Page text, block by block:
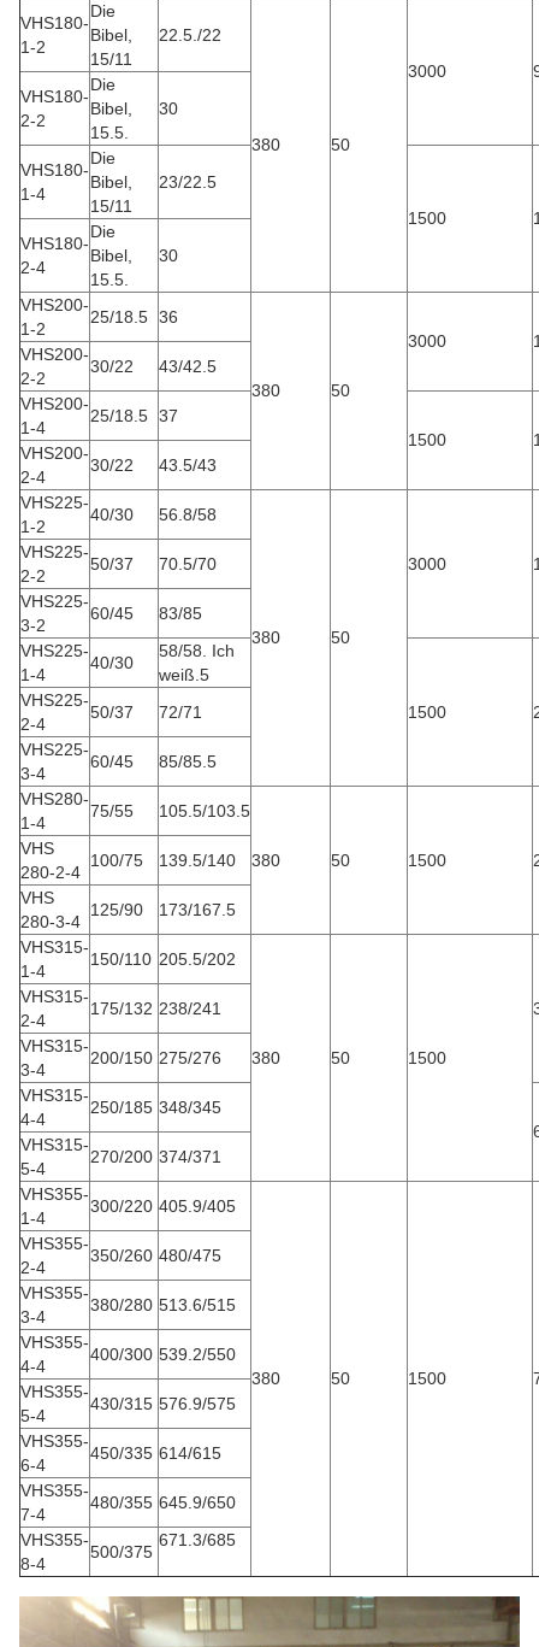
VHS180-
1-2
Die
Bibel,
15/11
22.5./22
380 50
3000
VHS180-
2-2
Die
Bibel,
15.5.
30
VHS180-
1-4
Die
Bibel,
15/11
23/22.5
1500
VHS180-
2-4
Die
Bibel,
15.5.
30
VHS200-
1-2
25/18.5 36
380 50
3000
VHS200-
2-2
30/22
43/42.5
VHS200-
1-4
25/18.5 37
1500
VHS200-
2-4
30/22
43.5/43
VHS225-
1-2
40/30 56.8/58
380 50
3000
VHS225-
2-2
50/37
70.5/70
VHS225-
3-2
60/45
83/85
VHS225-
1-4
40/30
58/58. Ich
weiß.5
1500
VHS225-
2-4
50/37
72/71
VHS225-
3-4
60/45
85/85.5
VHS280-
1-4
75/55 105.5/103.5
380 50 1500
VHS
280-2-4
100/75
139.5/140
VHS
280-3-4
125/90
173/167.5
VHS315-
1-4
150/110 205.5/202
380 50 1500
VHS315-
2-4
175/132 238/241
VHS315-
3-4
200/150 275/276
VHS315-
4-4
250/185 348/345
VHS315-
5-4
270/200 374/371
VHS355-
1-4
300/220 405.9/405
380 50 1500
VHS355-
2-4
350/260 480/475
VHS355-
3-4
380/280 513.6/515
VHS355-
4-4
400/300 539.2/550
VHS355-
5-4
430/315 576.9/575
VHS355-
6-4
450/335 614/615
VHS355-
7-4
480/355 645.9/650
VHS355-
8-4
500/375
671.3/685